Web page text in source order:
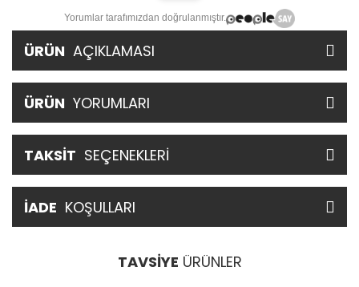
Yorumlar tarafımızdan doğrulanmıştır.
ÜRÜN AÇIKLAMASI
ÜRÜN YORUMLARI
TAKSİT SEÇENEKLERİ
İADE KOŞULLARI
TAVSİYE ÜRÜNLER